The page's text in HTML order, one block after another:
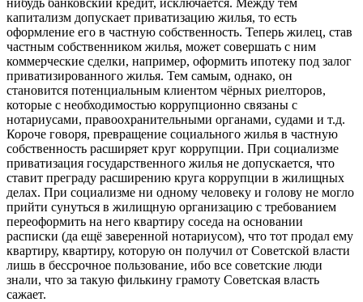
капитализм допускает приватизацию жилья, то есть
оформление его в частную собственность. Теперь жилец, став
частным собственником жилья, может совершать с ним
коммерческие сделки, например, оформить ипотеку под залог
приватизированного жилья. Тем самым, однако, он
становится потенциальным клиентом чёрных риелторов,
которые с необходимостью коррупционно связаны с
нотариусами, правоохранительными органами, судами и т.д.
Короче говоря, превращение социального жилья в частную
собственность расширяет круг коррупции. При социализме
приватизация государственного жилья не допускается, что
ставит преграду расширению круга коррупции в жилищных
делах. При социализме ни одному человеку и голову не могло
прийти сунуться в жилищную организацию с требованием
переоформить на него квартиру соседа на основании
расписки (да ещё заверенной нотариусом), что тот продал ему
квартиру, квартиру, которую он получил от Советской власти
лишь в бессрочное пользование, ибо все советские люди
знали, что за такую филькину грамоту Советская власть
сажает.